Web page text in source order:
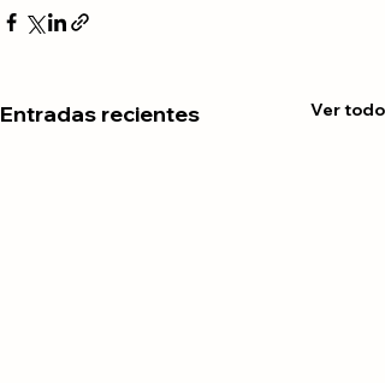
Entradas recientes Ver todo